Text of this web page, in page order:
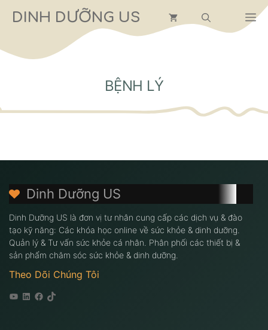
đến
dung
DINH DƯỠNG US
BỆNH LÝ
Dinh Dưỡng US
Dinh Dưỡng US là đơn vị tư nhân cung cấp các dịch vụ & đào
tạo kỹ năng: Các khóa học online về sức khỏe & dinh dưỡng.
Quản lý & Tư vấn sức khỏe cá nhân. Phân phối các thiết bị &
sản phẩm chăm sóc sức khỏe & dinh dưỡng.
Theo Dõi Chúng Tôi
Youtube
Linkedin
Facebook
Tiktok